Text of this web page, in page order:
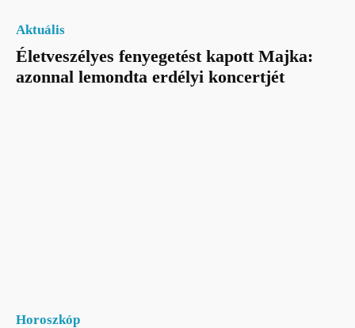
Aktuális
Életveszélyes fenyegetést kapott Majka:
azonnal lemondta erdélyi koncertjét
Horoszkóp